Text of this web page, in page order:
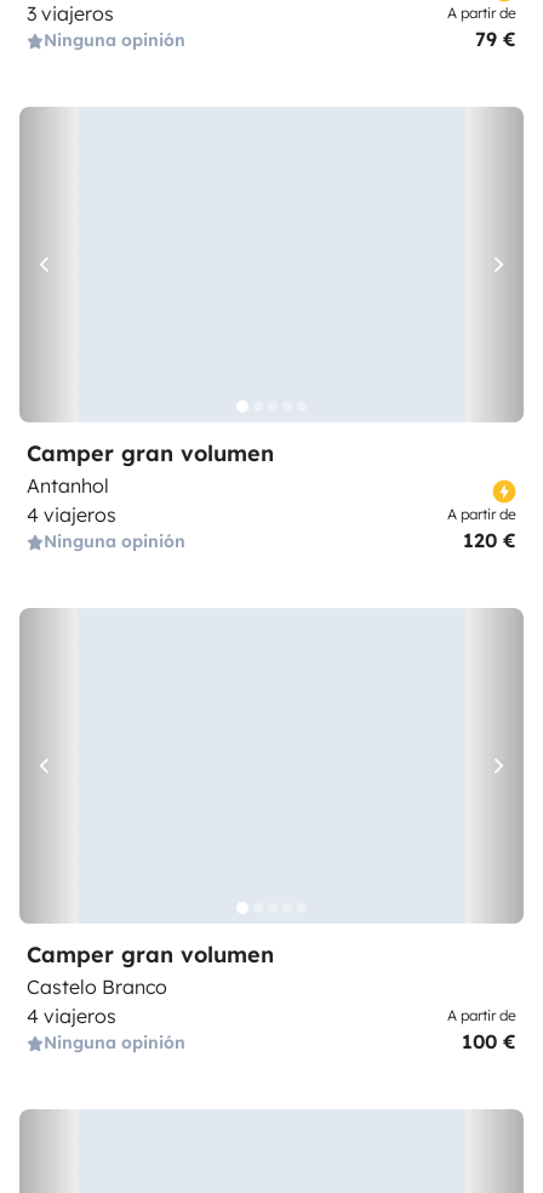
3 viajeros
Ninguna opinión
A partir de
79 €
Camper gran volumen
Antanhol
4 viajeros
Ninguna opinión
A partir de
120 €
Camper gran volumen
Castelo Branco
4 viajeros
Ninguna opinión
A partir de
100 €